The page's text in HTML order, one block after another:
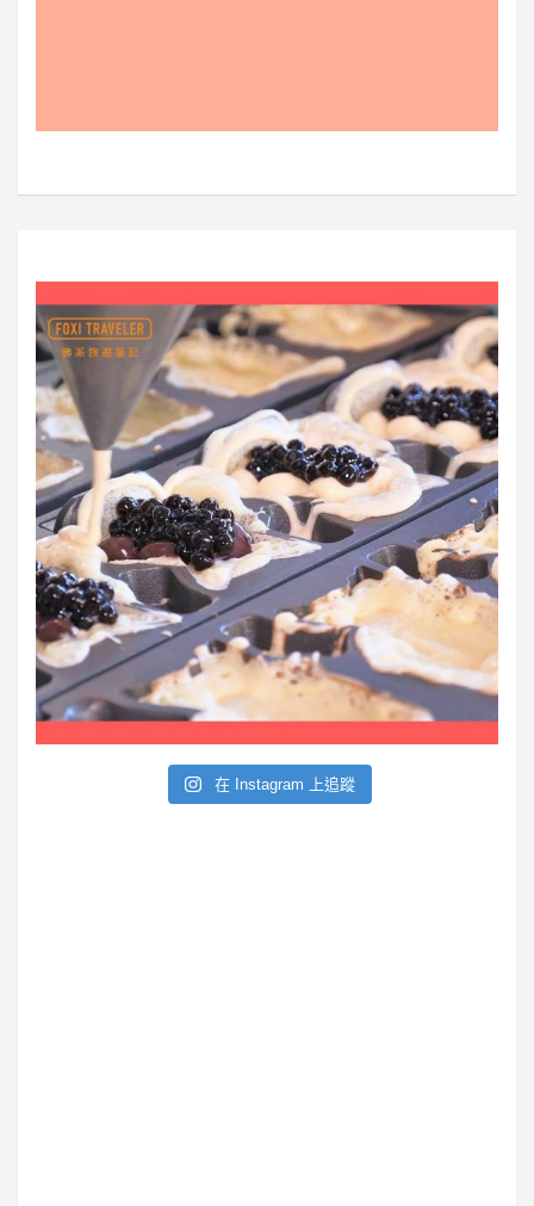
在 Instagram 上追蹤